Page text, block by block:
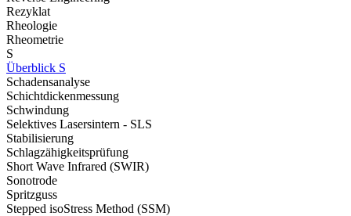
Rezyklat
Rheologie
Rheometrie
S
Überblick S
Schadensanalyse
Schichtdickenmessung
Schwindung
Selektives Lasersintern - SLS
Stabilisierung
Schlagzähigkeitsprüfung
Short Wave Infrared (SWIR)
Sonotrode
Spritzguss
Stepped isoStress Method (SSM)